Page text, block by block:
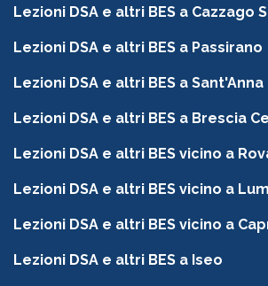
Lezioni DSA e altri BES a Cazzago
Lezioni DSA e altri BES a Passirano
Lezioni DSA e altri BES a Sant'Anna
Lezioni DSA e altri BES a Brescia
Lezioni DSA e altri BES vicino a
Lezioni DSA e altri BES vicino a
Lezioni DSA e altri BES vicino a
Lezioni DSA e altri BES a Iseo